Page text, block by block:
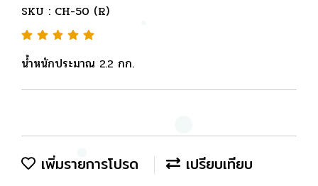
SKU : CH-50 (R)
น้ำหนักประมาณ 2.2 กก.
เพิ่มรายการโปรด เปรียบเทียบ